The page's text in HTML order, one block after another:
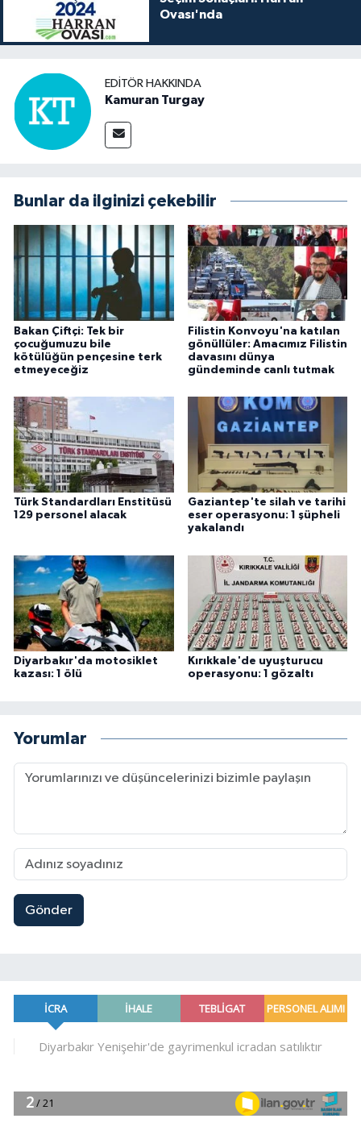
Ovası'nda
EDITÖR HAKKINDA
Kamuran Turgay
Bunlar da ilginizi çekebilir
Bakan Çiftçi: Tek bir
çocuğumuzu bile
kötülüğün pençesine terk
etmeyeceğiz
Filistin Konvoyu'na katılan
gönüllüler: Amacımız Filistin
davasını dünya
gündeminde canlı tutmak
Türk Standardları Enstitüsü
129 personel alacak
Gaziantep'te silah ve tarihi
eser operasyonu: 1 şüpheli
yakalandı
Diyarbakır'da motosiklet
kazası: 1 ölü
Kırıkkale'de uyuşturucu
operasyonu: 1 gözaltı
Yorumlar
Gönder